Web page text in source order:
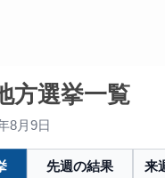
方選挙一覧
8月9日
先週の結果 来